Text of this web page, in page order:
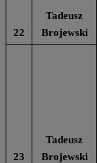
22
Tadeusz
Brojewski
23
Tadeusz
Brojewski